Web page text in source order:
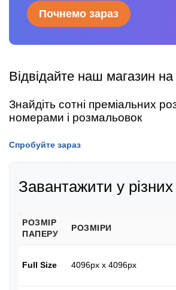
Почнемо зараз
Відвідайте наш магазин
Знайдіть сотні преміальних
номерами і розмальовок
Спробуйте зараз
Завантажити у
РОЗМІР
ПАПЕРУ
РОЗМІРИ
Full Size 4096px x 4096px